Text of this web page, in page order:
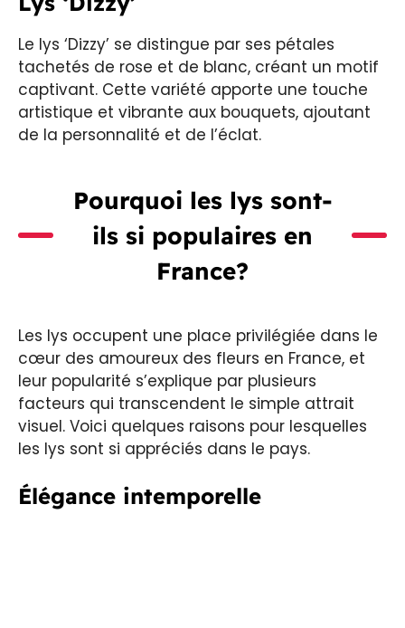
Le lys ‘Dizzy’ se distingue par ses pétales
tachetés de rose et de blanc, créant un motif
captivant. Cette variété apporte une touche
artistique et vibrante aux bouquets, ajoutant
de la personnalité et de l’éclat.
Pourquoi les lys sont-
ils si populaires en
France?
Les lys occupent une place privilégiée dans le
cœur des amoureux des fleurs en France, et
leur popularité s’explique par plusieurs
facteurs qui transcendent le simple attrait
visuel. Voici quelques raisons pour lesquelles
les lys sont si appréciés dans le pays.
Élégance intemporelle